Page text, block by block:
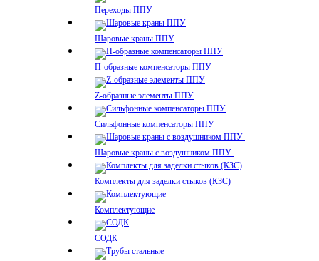
Переходы ППУ
Шаровые краны ППУ
П-образные компенсаторы ППУ
Z-образные элементы ППУ
Сильфонные компенсаторы ППУ
Шаровые краны с воздушником ППУ
Комплекты для заделки стыков (КЗС)
Комплектующие
СОДК